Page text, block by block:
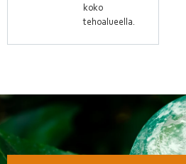
koko
tehoalueella.